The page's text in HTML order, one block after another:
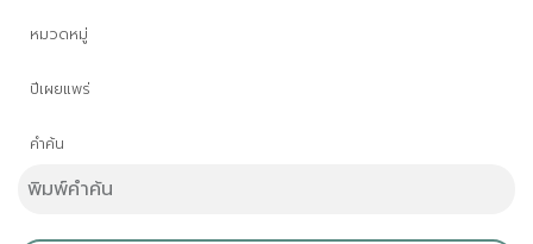
หมวดหมู่
ปีเผยแพร่
คำค้น